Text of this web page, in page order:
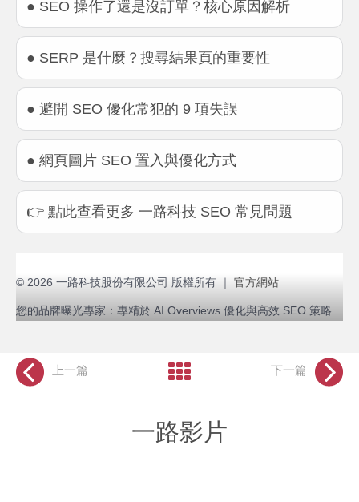
● SEO 操作了還是沒訂單？核心原因解析
● SERP 是什麼？搜尋結果頁的重要性
● 避開 SEO 優化常犯的 9 項失誤
● 網頁圖片 SEO 置入與優化方式
👉 點此查看更多 一路科技 SEO 常見問題
© 2026 一路科技股份有限公司 版權所有 ｜ 官方網站
您的品牌曝光專家：專精於 AI Overviews 優化與高效 SEO 策略
上一篇 下一篇
一路影片